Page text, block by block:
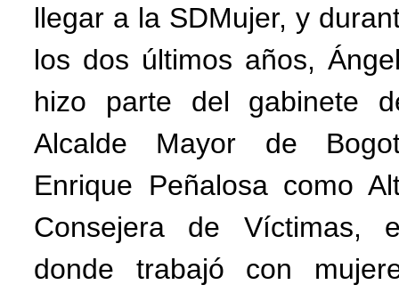
llegar a la SDMujer, y
los dos últimos años,
hizo parte del gabinete
Alcalde Mayor de
Enrique Peñalosa como
Consejera de Víctimas,
donde trabajó con